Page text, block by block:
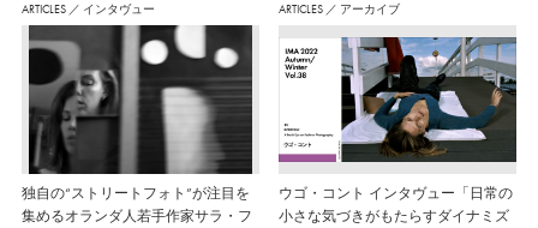
ARTICLES ／ インタヴュー
独自の“ストリートフォト”が注目を
集めるオランダ人若手作家サラ・フ
ARTICLES ／ アーカイブ
ウゴ・コント インタヴュー「日常の
小さな気づきがもたらすダイナミズ